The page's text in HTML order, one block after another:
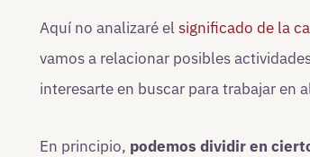
Aquí no analizaré el significado de la
vamos a relacionar posibles
interesarte en buscar para trabajar en
En principio, podemos dividir en